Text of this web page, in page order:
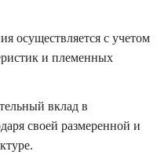
осуществляется с учетом
и племенных
вклад в
своей размеренной и